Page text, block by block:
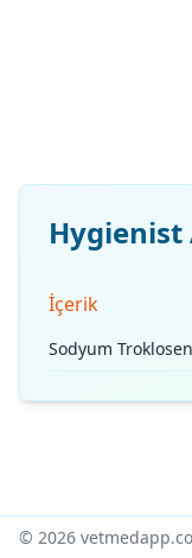
Hygienist
İçerik
Sodyum Troklosen
© 2026